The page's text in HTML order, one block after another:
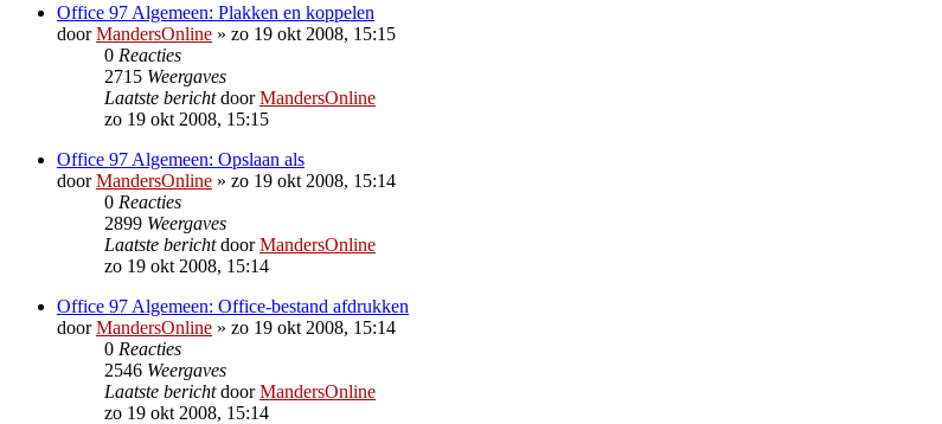
Office 97 Algemeen: Plakken en koppelen
doorMandersOnline » zo 19 okt 2008, 15:15
0 Reacties
2715 Weergaves
Laatste berichtdoorMandersOnline
zo 19 okt 2008, 15:15
Office 97 Algemeen: Opslaan als
doorMandersOnline » zo 19 okt 2008, 15:14
0 Reacties
2899 Weergaves
Laatste berichtdoorMandersOnline
zo 19 okt 2008, 15:14
Office 97 Algemeen: Office-bestand afdrukken
doorMandersOnline » zo 19 okt 2008, 15:14
0 Reacties
2546 Weergaves
Laatste berichtdoorMandersOnline
zo 19 okt 2008, 15:14